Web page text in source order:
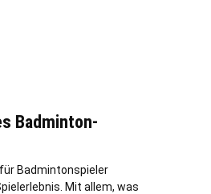
Badminton-
Badmintonspieler
Mit allem, was